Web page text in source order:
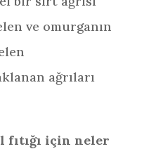
ve omurganın
ağrıları
fıtığı için neler